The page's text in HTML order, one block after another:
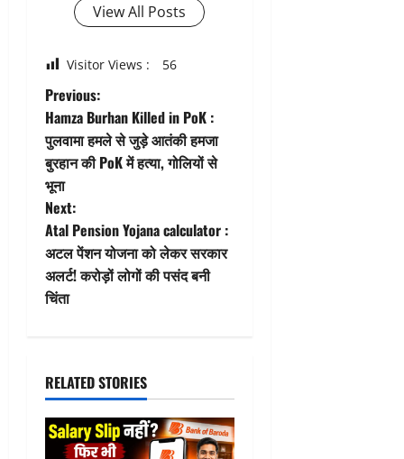
View All Posts
Visitor Views : 56
P
o
s
t
n
a
i
g
a
Previous:
Hamza Burhan Killed in PoK :
पुलवामा हमले से जुड़े आतंकी हमजा
बुरहान की PoK में हत्या, गोलियों से
भूना
Next:
Atal Pension Yojana calculator :
अटल पेंशन योजना को लेकर सरकार
अलर्ट! करोड़ों लोगों की पसंद बनी
चिंता
RELATED STORIES